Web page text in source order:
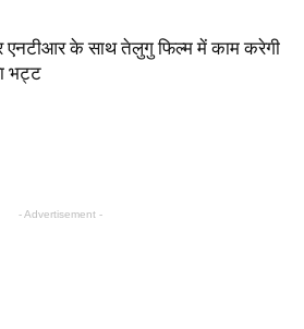
एनटीआर के साथ तेलुगु फिल्म में काम करेगी
भट्ट
- Advertisement -